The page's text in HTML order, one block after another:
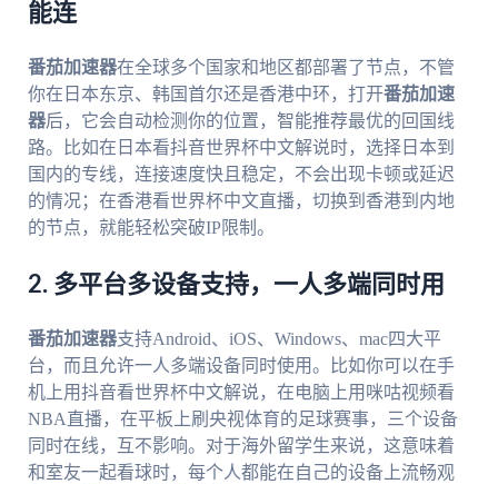
能连
番茄加速器在全球多个国家和地区都部署了节点，不管
你在日本东京、韩国首尔还是香港中环，打开番茄加速
器后，它会自动检测你的位置，智能推荐最优的回国线
路。比如在日本看抖音世界杯中文解说时，选择日本到
国内的专线，连接速度快且稳定，不会出现卡顿或延迟
的情况；在香港看世界杯中文直播，切换到香港到内地
的节点，就能轻松突破IP限制。
2. 多平台多设备支持，一人多端同时用
番茄加速器支持Android、iOS、Windows、mac四大平
台，而且允许一人多端设备同时使用。比如你可以在手
机上用抖音看世界杯中文解说，在电脑上用咪咕视频看
NBA直播，在平板上刷央视体育的足球赛事，三个设备
同时在线，互不影响。对于海外留学生来说，这意味着
和室友一起看球时，每个人都能在自己的设备上流畅观